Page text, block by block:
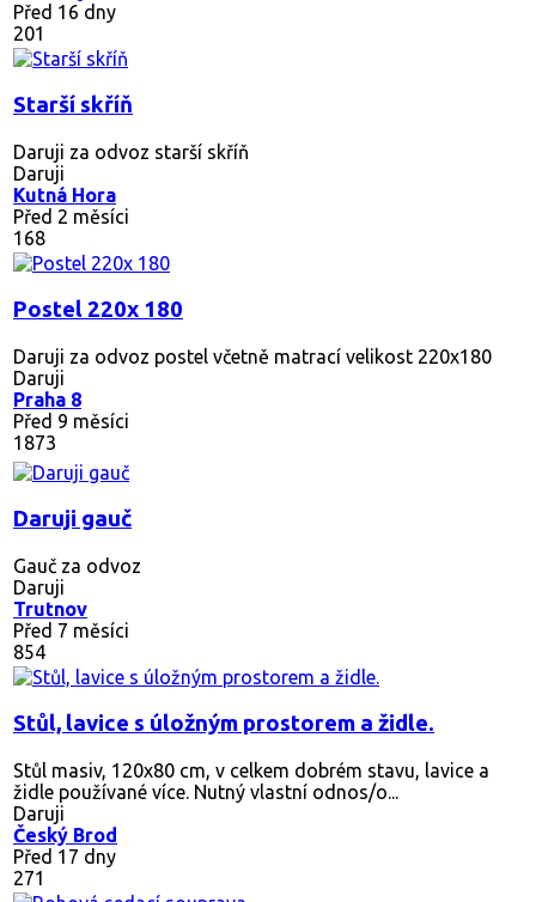
Před 16 dny
201
Starší skříň
Daruji za odvoz starší skříň
Daruji
Kutná Hora
Před 2 měsíci
168
Postel 220x 180
Daruji za odvoz postel včetně matrací velikost 220x180
Daruji
Praha 8
Před 9 měsíci
1873
Daruji gauč
Gauč za odvoz
Daruji
Trutnov
Před 7 měsíci
854
Stůl, lavice s úložným prostorem a židle.
Stůl masiv, 120x80 cm, v celkem dobrém stavu, lavice a
židle používané více. Nutný vlastní odnos/o...
Daruji
Český Brod
Před 17 dny
271